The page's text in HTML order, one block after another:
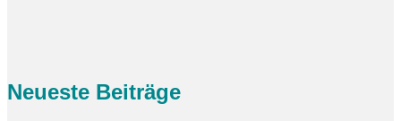
Neueste Beiträge